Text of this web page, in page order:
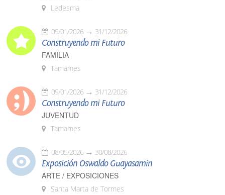
Ledesma
09/01/2026 31/12/2026
Construyendo mi Futuro
FAMILIA
Tamames
09/01/2026 31/12/2026
Construyendo mi Futuro
JUVENTUD
Tamames
08/05/2026 30/08/2026
Exposición Oswaldo Guayasamín
ARTE / EXPOSICIONES
Santa Marta de Tormes